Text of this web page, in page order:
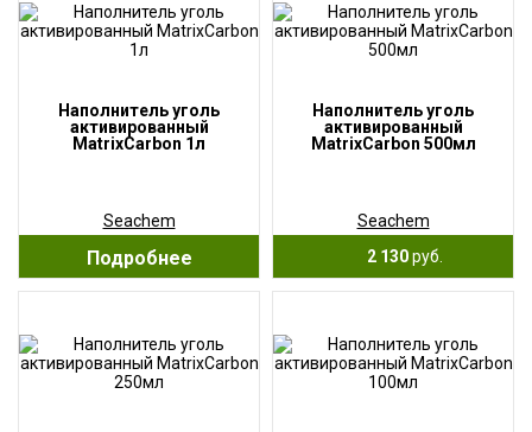
Наполнитель уголь
активированный
MatrixCarbon 1л
Seachem
Подробнее
Наполнитель уголь
активированный
MatrixCarbon 500мл
Seachem
2 130руб.